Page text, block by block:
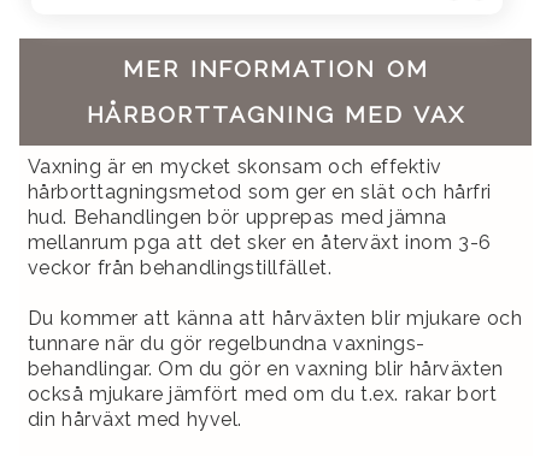
MER INFORMATION OM
HÅRBORTTAGNING MED VAX
Vaxning är en mycket skonsam och effektiv
hårborttagningsmetod som ger en slät och hårfri
hud. Behandlingen bör upprepas med jämna
mellanrum pga att det sker en återväxt inom 3-6
veckor från behandlingstillfället.
Du kommer att känna att hårväxten blir mjukare och
tunnare när du gör regelbundna vaxnings-
behandlingar. Om du gör en vaxning blir hårväxten
också mjukare jämfört med om du t.ex. rakar bort
din hårväxt med hyvel.